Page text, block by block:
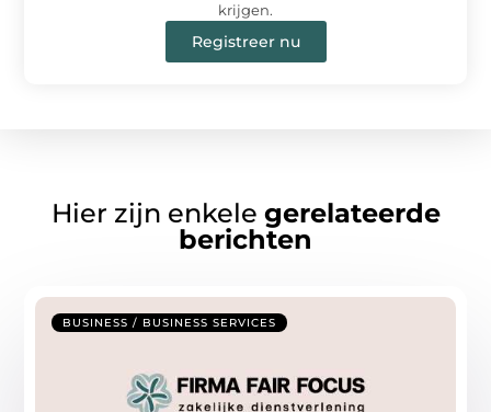
krijgen.
Registreer nu
Hier zijn enkele gerelateerde
berichten
BUSINESS / BUSINESS SERVICES